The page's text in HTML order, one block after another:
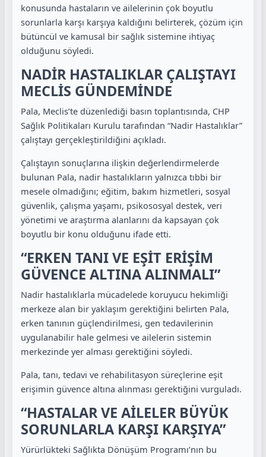
konusunda hastaların ve ailelerinin çok boyutlu
sorunlarla karşı karşıya kaldığını belirterek, çözüm için
bütüncül ve kamusal bir sağlık sistemine ihtiyaç
olduğunu söyledi.
NADİR HASTALIKLAR ÇALIŞTAYI
MECLİS GÜNDEMİNDE
Pala, Meclis’te düzenlediği basın toplantısında, CHP
Sağlık Politikaları Kurulu tarafından “Nadir Hastalıklar”
çalıştayı gerçekleştirildiğini açıkladı.
Çalıştayın sonuçlarına ilişkin değerlendirmelerde
bulunan Pala, nadir hastalıkların yalnızca tıbbi bir
mesele olmadığını; eğitim, bakım hizmetleri, sosyal
güvenlik, çalışma yaşamı, psikososyal destek, veri
yönetimi ve araştırma alanlarını da kapsayan çok
boyutlu bir konu olduğunu ifade etti.
“ERKEN TANI VE EŞİT ERİŞİM
GÜVENCE ALTINA ALINMALI”
Nadir hastalıklarla mücadelede koruyucu hekimliği
merkeze alan bir yaklaşım gerektiğini belirten Pala,
erken tanının güçlendirilmesi, gen tedavilerinin
uygulanabilir hale gelmesi ve ailelerin sistemin
merkezinde yer alması gerektiğini söyledi.
Pala, tanı, tedavi ve rehabilitasyon süreçlerine eşit
erişimin güvence altına alınması gerektiğini vurguladı.
“HASTALAR VE AİLELER BÜYÜK
SORUNLARLA KARŞI KARŞIYA”
Yürürlükteki Sağlıkta Dönüşüm Programı’nın bu